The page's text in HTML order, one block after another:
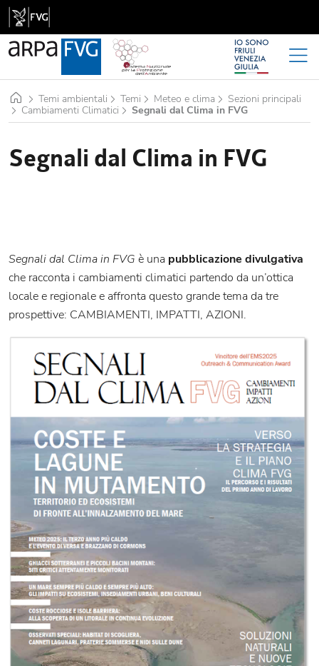
HomeTemi ambientali Temi Meteo e clima
Sezioni principali
Cambiamenti Climatici
Segnali dal Clima in FVG
Segnali dal Clima in FVG
Segnali dal Clima in FVG è una pubblicazione divulgativa
che racconta i cambiamenti climatici partendo da un’ottica
locale e regionale e affronta questo grande tema da tre
prospettive: CAMBIAMENTI, IMPATTI, AZIONI.